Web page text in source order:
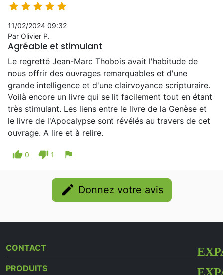
    
11/02/2024 09:32
Par Olivier P.
Agréable et stimulant
Le regretté Jean-Marc Thobois avait l'habitude de
nous offrir des ouvrages remarquables et d'une
grande intelligence et d'une clairvoyance scripturaire.
Voilà encore un livre qui se lit facilement tout en étant
très stimulant. Les liens entre le livre de la Genèse et
le livre de l'Apocalypse sont révélés au travers de cet
ouvrage. A lire et à relire.
thumb_up 0 thumb_down 1 flag
edit Donnez votre avis
CONTACT
PRODUITS